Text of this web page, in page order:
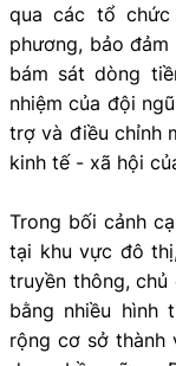
qua các tổ
phương, bảo
bám sát dòng
nhiệm của đội
trợ và điều chỉnh
kinh tế - xã hội
Trong bối cảnh
tại khu vực đô
truyền thông,
bằng nhiều hình
rộng cơ sở thành